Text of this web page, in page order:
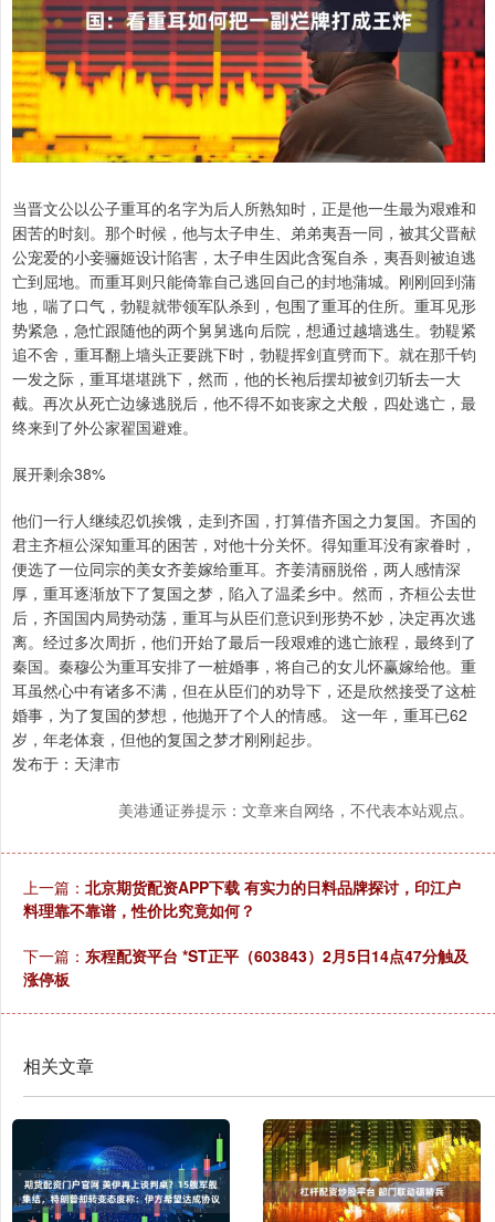
当晋文公以公子重耳的名字为后人所熟知时，正是他一生最为艰难和
困苦的时刻。那个时候，他与太子申生、弟弟夷吾一同，被其父晋献
公宠爱的小妾骊姬设计陷害，太子申生因此含冤自杀，夷吾则被迫逃
亡到屈地。而重耳则只能倚靠自己逃回自己的封地蒲城。刚刚回到蒲
地，喘了口气，勃鞮就带领军队杀到，包围了重耳的住所。重耳见形
势紧急，急忙跟随他的两个舅舅逃向后院，想通过越墙逃生。勃鞮紧
追不舍，重耳翻上墙头正要跳下时，勃鞮挥剑直劈而下。就在那千钧
一发之际，重耳堪堪跳下，然而，他的长袍后摆却被剑刃斩去一大
截。再次从死亡边缘逃脱后，他不得不如丧家之犬般，四处逃亡，最
终来到了外公家翟国避难。
展开剩余38%
他们一行人继续忍饥挨饿，走到齐国，打算借齐国之力复国。齐国的
君主齐桓公深知重耳的困苦，对他十分关怀。得知重耳没有家眷时，
便选了一位同宗的美女齐姜嫁给重耳。齐姜清丽脱俗，两人感情深
厚，重耳逐渐放下了复国之梦，陷入了温柔乡中。然而，齐桓公去世
后，齐国国内局势动荡，重耳与从臣们意识到形势不妙，决定再次逃
离。经过多次周折，他们开始了最后一段艰难的逃亡旅程，最终到了
秦国。秦穆公为重耳安排了一桩婚事，将自己的女儿怀赢嫁给他。重
耳虽然心中有诸多不满，但在从臣们的劝导下，还是欣然接受了这桩
婚事，为了复国的梦想，他抛开了个人的情感。 这一年，重耳已62
岁，年老体衰，但他的复国之梦才刚刚起步。
发布于：天津市
美港通证券提示：文章来自网络，不代表本站观点。
上一篇： 北京期货配资APP下载 有实力的日料品牌探讨，印江户
料理靠不靠谱，性价比究竟如何？
下一篇： 东程配资平台 *ST正平（603843）2月5日14点47分触及
涨停板
相关文章